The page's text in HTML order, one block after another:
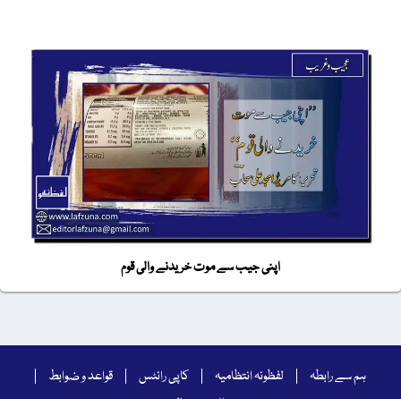
اپنی جیب سے موت خریدنے والی قوم
ہم سے رابطہ لفظونہ انتظامیہ کاپی رائٹس
قواعد و ضوابط